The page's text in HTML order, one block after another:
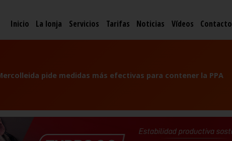
Inicio La lonja Servicios Tarifas Noticias Vídeos Contacto
pide medidas más efectivas para contener la PPA